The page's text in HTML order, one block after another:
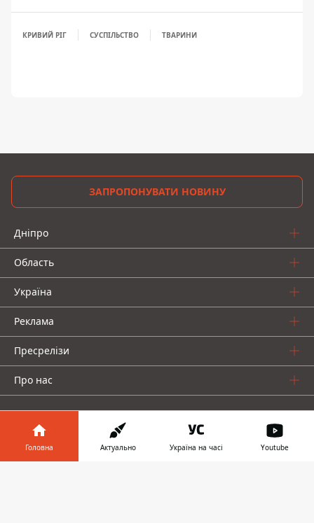
КРИВИЙ РІГ СУСПІЛЬСТВО ТВАРИНИ
ЗАПРОПОНУВАТИ НОВИНУ
Дніпро
Область
Україна
Реклама
Пресрелізи
Про нас
Головна Актуально Україна на часі Youtube